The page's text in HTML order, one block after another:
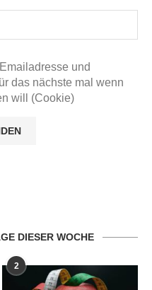
und
das nächste mal wenn
will (Cookie)
DIESER WOCHE
2